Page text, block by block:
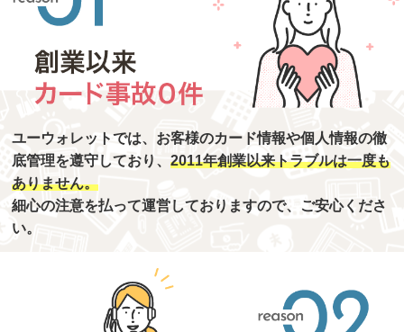
ユーウォレットでは、お客様のカード情報や個人情報の徹
底管理を遵守しており、2011年創業以来トラブルは一度も
ありません。
細心の注意を払って運営しておりますので、ご安心くださ
い。